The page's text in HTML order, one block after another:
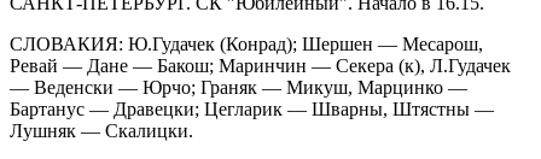
СЛОВАКИЯ: Ю.Гудачек (Конрад); Шершен — Месарош,
Ревай — Дане — Бакош; Маринчин — Секера (к), Л.Гудачек
— Веденски — Юрчо; Граняк — Микуш, Марцинко —
Бартанус — Дравецки; Цегларик — Шварны, Штястны —
Лушняк — Скалицки.